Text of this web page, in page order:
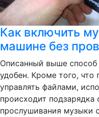
Как включить
машине без
Описанный выше способ
удобен. Кроме того, что
управлять файлами,
происходит
прослушивания музыки